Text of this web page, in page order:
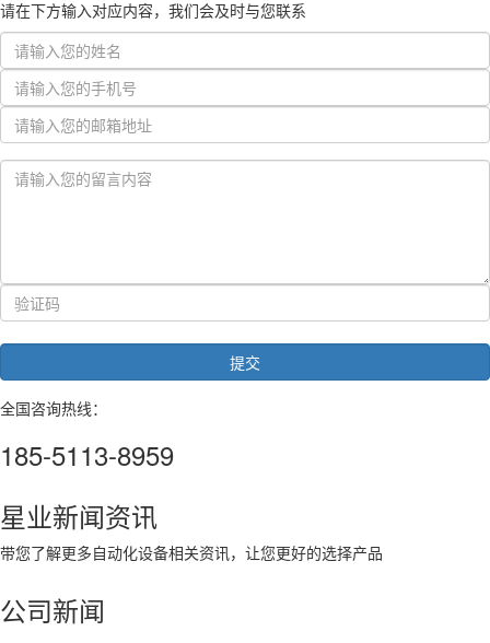
请在下方输入对应内容，我们会及时与您联系
全国咨询热线：
185-5113-8959
星业新闻资讯
带您了解更多自动化设备相关资讯，让您更好的选择产品
公司新闻